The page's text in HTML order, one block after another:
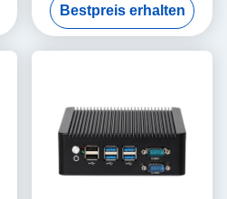
Bestpreis erhalten